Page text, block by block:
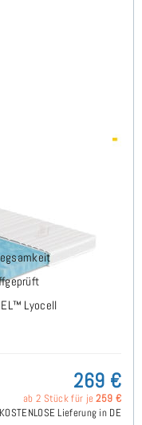
Lyocell
269 €
ab 2 Stück für je259 €
KOSTENLOSE Lieferung in DE